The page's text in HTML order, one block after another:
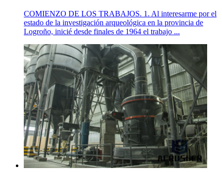
COMIENZO DE LOS TRABAJOS. 1. Al interesarme por el
estado de la investigación arqueológica en la provincia de
Logroño, inicié desde finales de 1964 el trabajo ...